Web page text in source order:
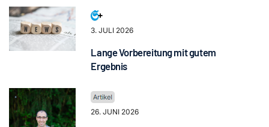
3. JULI 2026
Lange Vorbereitung mit gutem
Ergebnis
26. JUNI 2026